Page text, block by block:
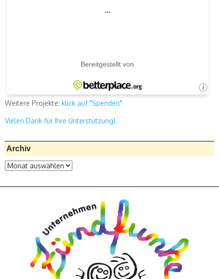
Weitere Projekte: klick auf "Spenden"
Vielen Dank für Ihre Unterstützung!
Archiv
Archiv